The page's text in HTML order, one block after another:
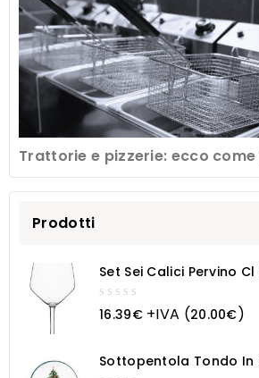
Trattorie e pizzerie: ecco
friggitrice professionale
Prodotti
Set Sei Calici Pervino Cl
out
16.39€+IVA (20.00€)
Sottopentola Tondo In